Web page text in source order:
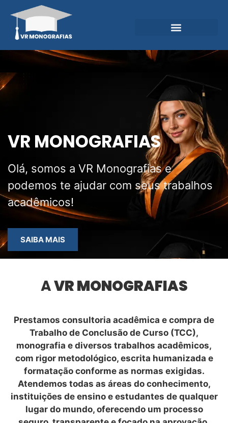
VR MONOGRAFIAS
Olá, somos a VR Monografias e
podemos te ajudar com seus trabalhos
acadêmicos!
SAIBA MAIS
AVR MONOGRAFIAS
Prestamos consultoria acadêmica e compra de
Trabalho de Conclusão de Curso (TCC),
monografia e diversos trabalhos acadêmicos,
com rigor metodológico, escrita humanizada e
formatação conforme as normas exigidas.
Atendemos todas as áreas do conhecimento,
instituições de ensino e estudantes de qualquer
lugar do mundo, oferecendo um processo